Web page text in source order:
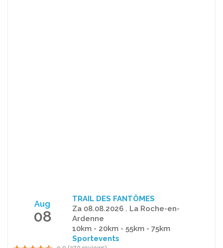
Aug
08
TRAIL DES FANTÔMES
Za 08.08.2026 . La Roche-en-
Ardenne
10km - 20km - 55km - 75km
Sportevents